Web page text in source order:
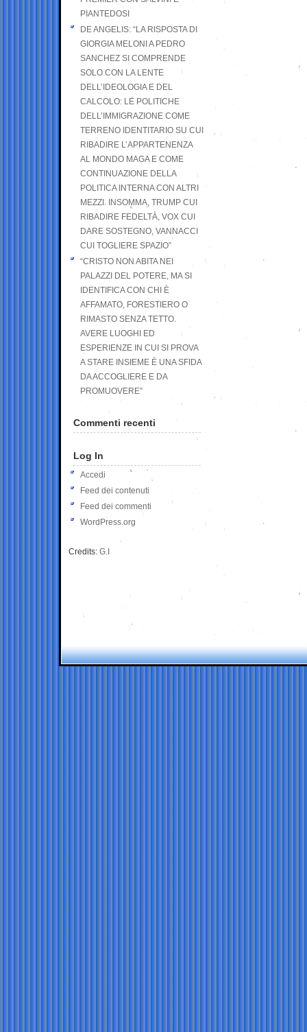
PIANTEDOSI
DE ANGELIS: “LA RISPOSTA DI
GIORGIA MELONI A PEDRO
SANCHEZ SI COMPRENDE
SOLO CON LA LENTE
DELL’IDEOLOGIA E DEL
CALCOLO: LE POLITICHE
DELL’IMMIGRAZIONE COME
TERRENO IDENTITARIO SU CUI
RIBADIRE L’APPARTENENZA
AL MONDO MAGA E COME
CONTINUAZIONE DELLA
POLITICA INTERNA CON ALTRI
MEZZI. INSOMMA, TRUMP CUI
RIBADIRE FEDELTÀ, VOX CUI
DARE SOSTEGNO, VANNACCI
CUI TOGLIERE SPAZIO”
“CRISTO NON ABITA NEI
PALAZZI DEL POTERE, MA SI
IDENTIFICA CON CHI È
AFFAMATO, FORESTIERO O
RIMASTO SENZA TETTO.
AVERE LUOGHI ED
ESPERIENZE IN CUI SI PROVA
A STARE INSIEME È UNA SFIDA
DA ACCOGLIERE E DA
PROMUOVERE”
Commenti recenti
Log In
Accedi
Feed dei contenuti
Feed dei commenti
WordPress.org
Credits: G.I